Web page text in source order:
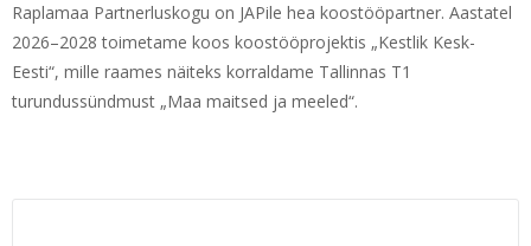
Raplamaa Partnerluskogu on JAPile hea koostööpartner. Aastatel
2026–2028 toimetame koos koostööprojektis „Kestlik Kesk-
Eesti“, mille raames näiteks korraldame Tallinnas T1
turundussündmust „Maa maitsed ja meeled“.